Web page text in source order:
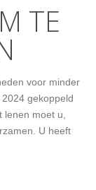
TE
voor minder
gekoppeld
moet u,
U heeft